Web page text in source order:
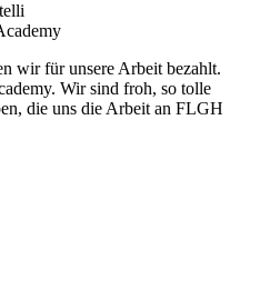
wir für unsere Arbeit bezahlt.
Wir sind froh, so tolle
die uns die Arbeit an FLGH